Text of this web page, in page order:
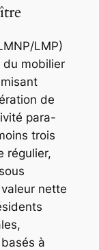
LMP)
du mobilier
de
para-
trois
régulier,
valeur nette
à